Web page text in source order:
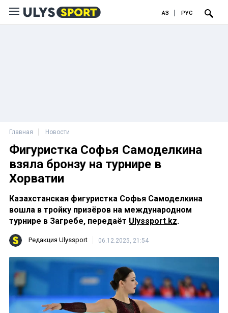
ҚАЗ РУС
Главная Новости
Фигуристка Софья Самоделкина
взяла бронзу на турнире в
Хорватии
Казахстанская фигуристка Софья Самоделкина
вошла в тройку призёров на международном
турнире в Загребе, передаёт Ulyssport.kz.
Редакция Ulyssport 06.12.2025, 21:54